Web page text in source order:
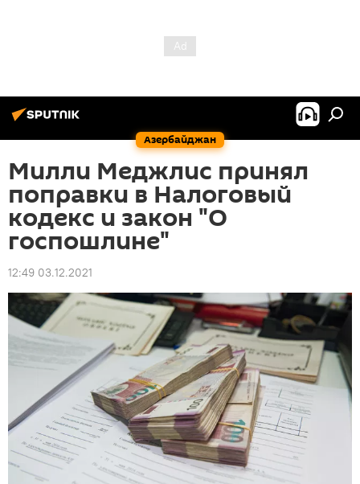
Азербайджан
Милли Меджлис принял
поправки в Налоговый
кодекс и закон "О
госпошлине"
12:49 03.12.2021